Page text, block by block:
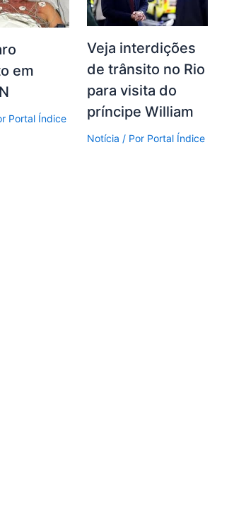
em
Portal Índice
Veja interdições
de trânsito no Rio
para visita do
príncipe William
Notícia / Por Portal Índice